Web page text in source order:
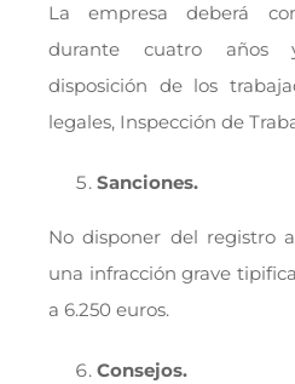
La empresa deberá
durante cuatro años
disposición de los
legales, Inspección de
Sanciones.
No disponer del registro
una infracción grave
a 6.250 euros.
Consejos.